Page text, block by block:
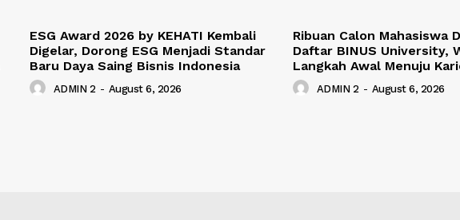
ESG Award 2026 by KEHATI Kembali
Digelar, Dorong ESG Menjadi Standar
Baru Daya Saing Bisnis Indonesia
ADMIN 2 - August 6, 2026
Ribuan Calon Mahasiswa
Daftar BINUS University,
Langkah Awal Menuju
ADMIN 2 - August 6, 2026